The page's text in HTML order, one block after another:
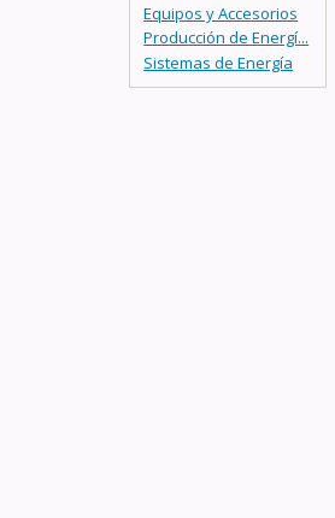
Equipos y Accesorios
Producción de Energí...
Sistemas de Energía